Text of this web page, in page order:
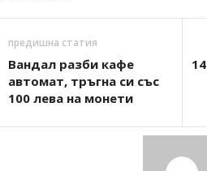
предишна статия
Вандал разби кафе
автомат, тръгна си със
100 лева на монети